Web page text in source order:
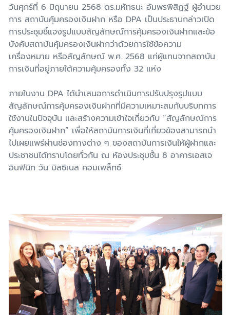
วันศุกร์ที่ 6 มิถุนายน 2568 ดร.มหัทธนะ อัมพรพิสิฏฐ์ ผู้อำนวย
การ สถาบันคุ้มครองเงินฝาก หรือ DPA เป็นประธานกล่าวเปิด
การประชุมชี้แจงรูปแบบสัญลักษณ์การคุ้มครองเงินฝากและข้อ
บังคับสถาบันคุ้มครองเงินฝากว่าด้วยการใช้ข้อความ
เครื่องหมาย หรือสัญลักษณ์ พ.ศ. 2568 แก่ผู้แทนจากสถาบัน
การเงินที่อยู่ภายใต้ความคุ้มครองทั้ง 32 แห่ง
ภายในงาน DPA ได้นำเสนอการดำเนินการปรับปรุงรูปแบบ
สัญลักษณ์การคุ้มครองเงินฝากที่มีความเหมาะสมกับบริบทการ
ใช้งานในปัจจุบัน และสร้างความเข้าใจเกี่ยวกับ “สัญลักษณ์การ
คุ้มครองเงินฝาก” เพื่อให้สถาบันการเงินที่เกี่ยวข้องสามารถนำ
ไปเผยแพร่ผ่านช่องทางต่าง ๆ ของสถาบันการเงินให้ผู้ฝากและ
ประชาชนได้ทราบโดยทั่วกัน ณ ห้องประชุมชั้น 8 อาคารเอสเจ
อินฟินิท วัน บิสซิเนส คอมเพล็กซ์